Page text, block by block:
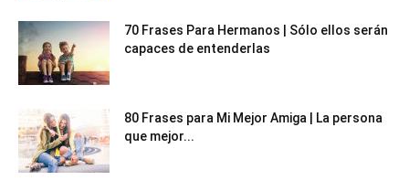
70 Frases Para Hermanos | Sólo ellos serán
capaces de entenderlas
80 Frases para Mi Mejor Amiga | La persona
que mejor...